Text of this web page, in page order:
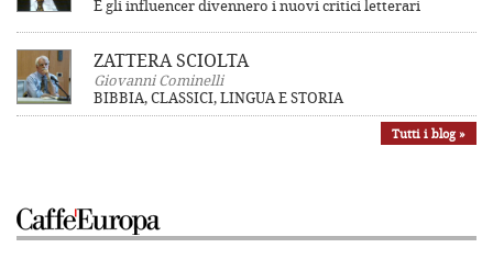
E gli influencer divennero i nuovi critici letterari
ZATTERA SCIOLTA
Giovanni Cominelli
BIBBIA, CLASSICI, LINGUA E STORIA
Tutti i blog »